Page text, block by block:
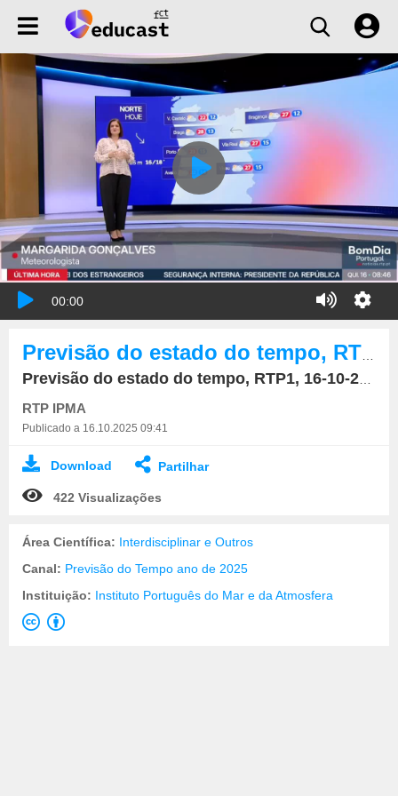
00:00
Previsão do estado do tempo, RTP1, 16-10-2025, IPMA.
RTP IPMA
Publicado a 16.10.2025 09:41
Download Partilhar
422 Visualizações
Área Científica: Interdisciplinar e Outros
Canal: Previsão do Tempo ano de 2025
Instituição: Instituto Português do Mar e da Atmosfera